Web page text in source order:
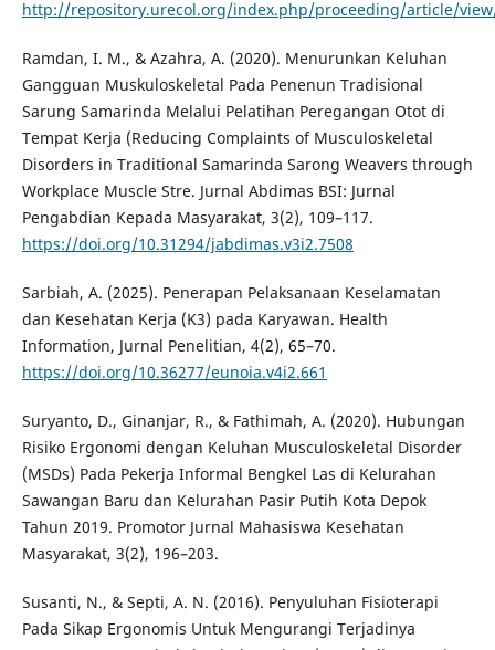
http://repository.urecol.org/index.php/proceeding/article/
Ramdan, I. M., & Azahra, A. (2020). Menurunkan Keluhan
Gangguan Muskuloskeletal Pada Penenun Tradisional
Sarung Samarinda Melalui Pelatihan Peregangan Otot di
Tempat Kerja (Reducing Complaints of Musculoskeletal
Disorders in Traditional Samarinda Sarong Weavers through
Workplace Muscle Stre. Jurnal Abdimas BSI: Jurnal
Pengabdian Kepada Masyarakat, 3(2), 109–117.
https://doi.org/10.31294/jabdimas.v3i2.7508
Sarbiah, A. (2025). Penerapan Pelaksanaan Keselamatan
dan Kesehatan Kerja (K3) pada Karyawan. Health
Information, Jurnal Penelitian, 4(2), 65–70.
https://doi.org/10.36277/eunoia.v4i2.661
Suryanto, D., Ginanjar, R., & Fathimah, A. (2020). Hubungan
Risiko Ergonomi dengan Keluhan Musculoskeletal Disorder
(MSDs) Pada Pekerja Informal Bengkel Las di Kelurahan
Sawangan Baru dan Kelurahan Pasir Putih Kota Depok
Tahun 2019. Promotor Jurnal Mahasiswa Kesehatan
Masyarakat, 3(2), 196–203.
Susanti, N., & Septi, A. N. (2016). Penyuluhan Fisioterapi
Pada Sikap Ergonomis Untuk Mengurangi Terjadinya